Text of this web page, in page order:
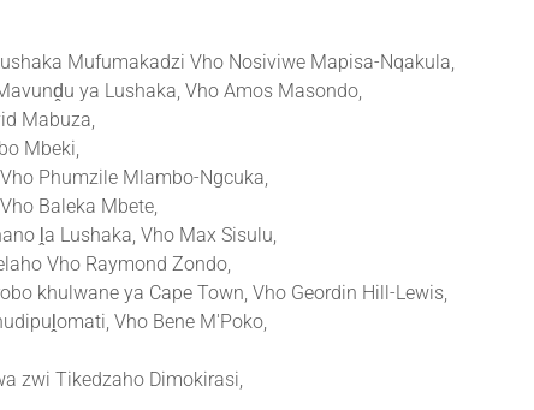
Mufumakadzi Vho Nosiviwe Mapisa-Nqakula,
ya Lushaka, Vho Amos Masondo,
Mabuza,
Mbeki,
Phumzile Mlambo-Ngcuka,
Baleka Mbete,
ḽa Lushaka, Vho Max Sisulu,
Vho Raymond Zondo,
khulwane ya Cape Town, Vho Geordin Hill-Lewis,
Vho Bene M'Poko,
zwi Tikedzaho Dimokirasi,